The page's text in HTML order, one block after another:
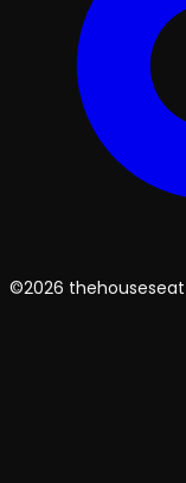
©2026 thehouseseat